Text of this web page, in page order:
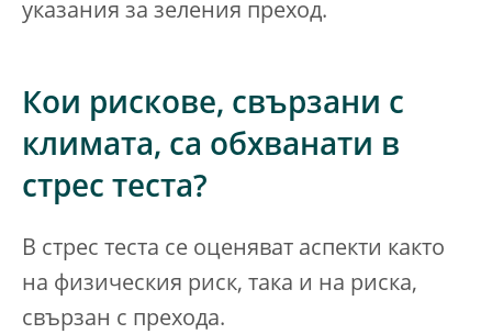
указания за зеления преход.
Кои рискове, свързани с
климата, са обхванати в
стрес теста?
В стрес теста се оценяват аспекти както
на физическия риск, така и на риска,
свързан с прехода.